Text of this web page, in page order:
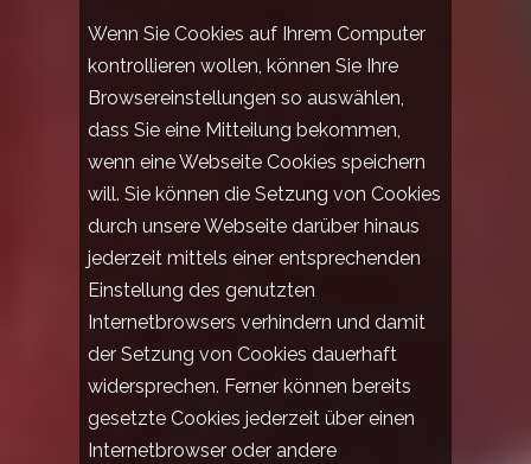
Wenn Sie Cookies auf Ihrem Computer
kontrollieren wollen, können Sie Ihre
Browsereinstellungen so auswählen,
dass Sie eine Mitteilung bekommen,
wenn eine Webseite Cookies speichern
will. Sie können die Setzung von Cookies
durch unsere Webseite darüber hinaus
jederzeit mittels einer entsprechenden
Einstellung des genutzten
Internetbrowsers verhindern und damit
der Setzung von Cookies dauerhaft
widersprechen. Ferner können bereits
gesetzte Cookies jederzeit über einen
Internetbrowser oder andere